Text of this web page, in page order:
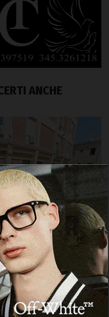
ANCHE
Carabinieri per
territorio